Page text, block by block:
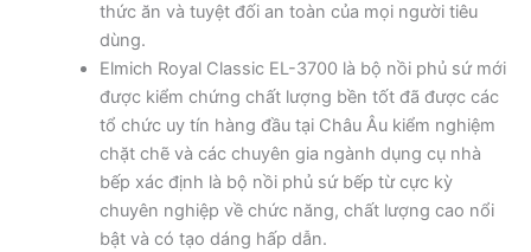
thức ăn và tuyệt đối an toàn của mọi người tiêu
dùng.
Elmich Royal Classic EL-3700 là bộ nồi phủ sứ mới
được kiểm chứng chất lượng bền tốt đã được các
tổ chức uy tín hàng đầu tại Châu Âu kiểm nghiệm
chặt chẽ và các chuyên gia ngành dụng cụ nhà
bếp xác định là bộ nồi phủ sứ bếp từ cực kỳ
chuyên nghiệp về chức năng, chất lượng cao nổi
bật và có tạo dáng hấp dẫn.